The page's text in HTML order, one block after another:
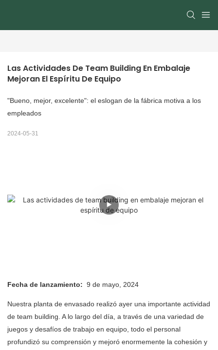
Las Actividades De Team Building En Embalaje
Mejoran El Espíritu De Equipo
"Bueno, mejor, excelente": el eslogan de la fábrica motiva a los
empleados
2024-05-31
Fecha de lanzamiento: 9 de mayo, 2024
Nuestra planta de envasado realizó ayer una importante actividad
de team building. A lo largo del día, a través de una variedad de
juegos y desafíos de trabajo en equipo, todo el personal
profundizó su comprensión y mejoró enormemente la cohesión y